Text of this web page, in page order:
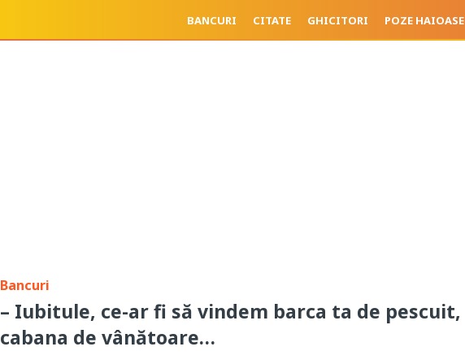
BANCURI CITATE GHICITORI POZE HAIOASE
Bancuri
– Iubitule, ce-ar fi să vindem barca ta de pescuit,
cabana de vânătoare…